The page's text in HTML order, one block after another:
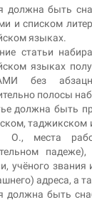
должна быть
и списком
языках.
статьи
языках
без
полосы
должна быть
таджикском
места
учёного
адреса, а
должна быть